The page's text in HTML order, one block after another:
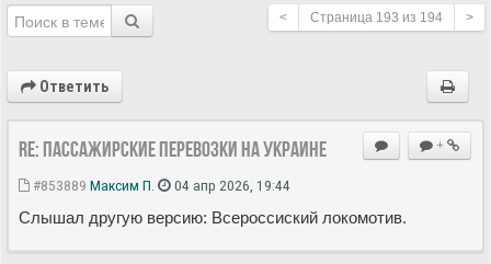
< Страница 193 из 194 >
Ответить
+
Re: Пассажирские перевозки на Украине
#853889 Максим П. 04 апр 2026, 19:44
Слышал другую версию: Всероссиский локомотив.